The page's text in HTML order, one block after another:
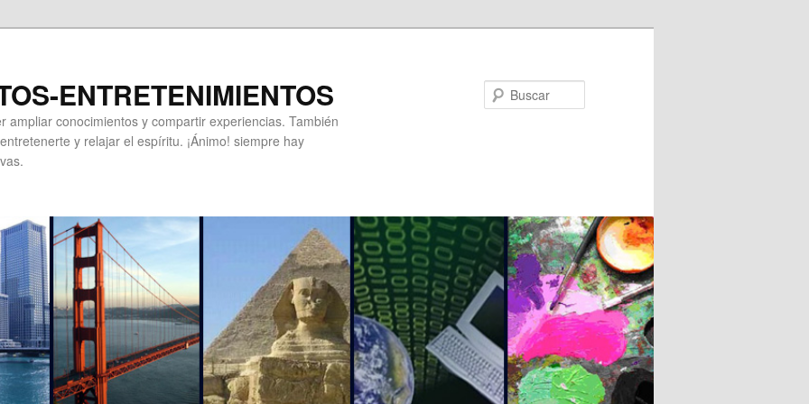
ENTRETENIMIENTOS
ampliar conocimientos y compartir experiencias. También
y relajar el espíritu. ¡Ánimo! siempre hay